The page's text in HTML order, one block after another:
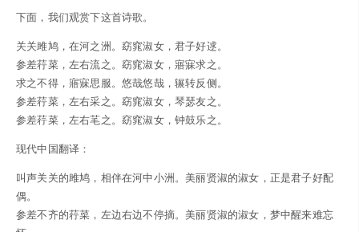
下面，我们观赏下这首诗歌。
关关雎鸠，在河之洲。窈窕淑女，君子好逑。
参差荇菜，左右流之。窈窕淑女，寤寐求之。
求之不得，寤寐思服。悠哉悠哉，辗转反侧。
参差荇菜，左右采之。窈窕淑女，琴瑟友之。
参差荇菜，左右芼之。窈窕淑女，钟鼓乐之。
现代中国翻译：
叫声关关的雎鸠，相伴在河中小洲。美丽贤淑的淑女，正是君子好配
偶。
参差不齐的荇菜，左边右边不停摘。美丽贤淑的淑女，梦中醒来难忘